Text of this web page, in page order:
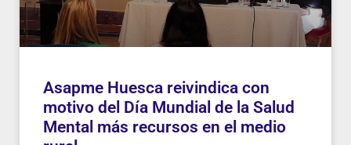
Asapme Huesca reivindica con
motivo del Día Mundial de la Salud
Mental más recursos en el medio